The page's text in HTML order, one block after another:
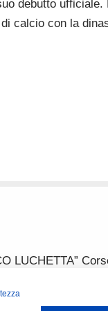
debutto
calcio con la
LUCHETTA”